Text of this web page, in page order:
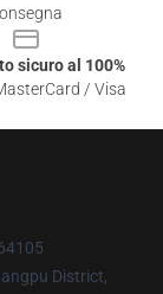
sicuro al 100%
/ Visa
District,